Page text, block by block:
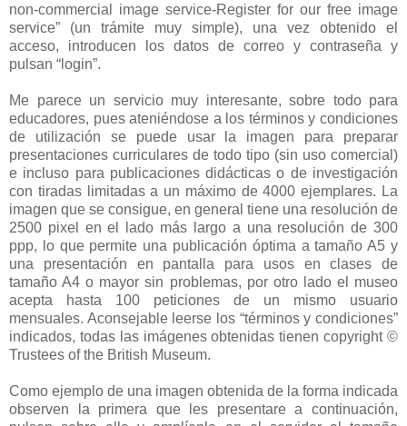
non-commercial image service-Register for our free image
service” (un trámite muy simple), una vez obtenido el
acceso, introducen los datos de correo y contraseña y
pulsan “login”.
Me parece un servicio muy interesante, sobre todo para
educadores, pues ateniéndose a los términos y condiciones
de utilización se puede usar la imagen para preparar
presentaciones curriculares de todo tipo (sin uso comercial)
e incluso para publicaciones didácticas o de investigación
con tiradas limitadas a un máximo de 4000 ejemplares. La
imagen que se consigue, en general tiene una resolución de
2500 pixel en el lado más largo a una resolución de 300
ppp, lo que permite una publicación óptima a tamaño A5 y
una presentación en pantalla para usos en clases de
tamaño A4 o mayor sin problemas, por otro lado el museo
acepta hasta 100 peticiones de un mismo usuario
mensuales. Aconsejable leerse los “términos y condiciones”
indicados, todas las imágenes obtenidas tienen copyright ©
Trustees of the British Museum.
Como ejemplo de una imagen obtenida de la forma indicada
observen la primera que les presentare a continuación,